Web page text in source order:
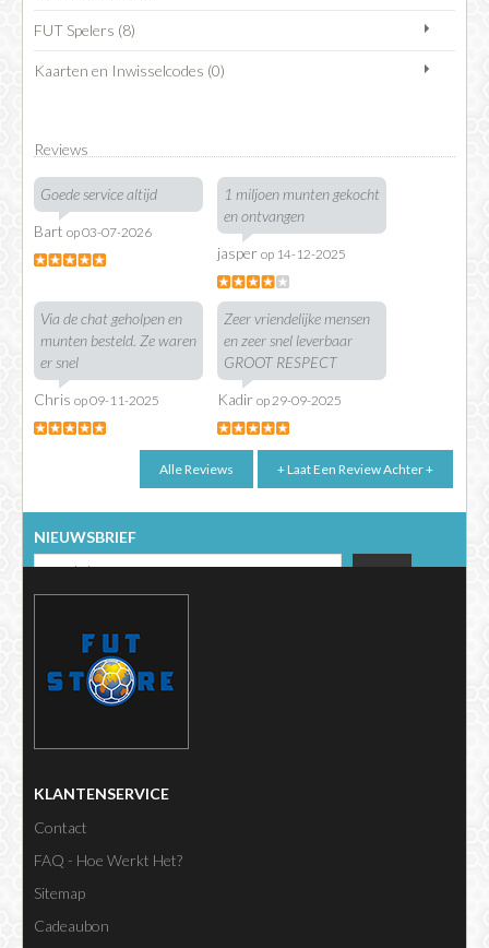
FUT Spelers (8)
Kaarten en Inwisselcodes (0)
Reviews
Goede service altijd
Bart op 03-07-2026
1 miljoen munten gekocht
en ontvangen
jasper op 14-12-2025
Via de chat geholpen en
munten besteld. Ze waren
er snel
Chris op 09-11-2025
Zeer vriendelijke mensen
en zeer snel leverbaar
GROOT RESPECT
Kadir op 29-09-2025
NIEUWSBRIEF
KLANTENSERVICE
Contact
FAQ - Hoe Werkt Het?
Sitemap
Cadeaubon